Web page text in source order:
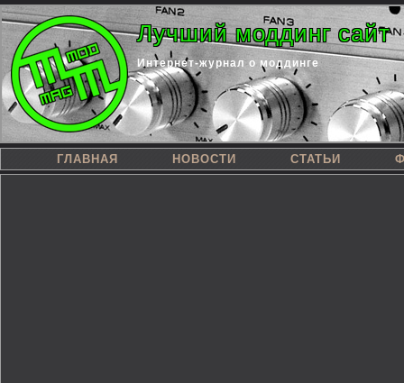
Лучший моддинг сайт
Интернет-журнал о моддинге
ГЛАВНАЯ НОВОСТИ СТАТЬИ